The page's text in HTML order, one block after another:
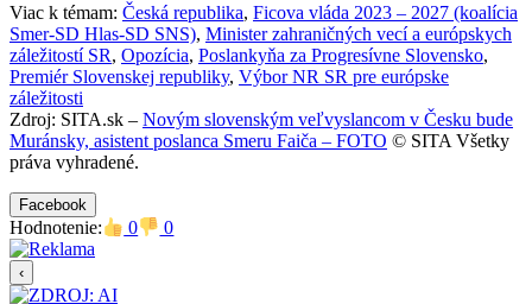
Viac k témam: Česká republika, Ficova vláda 2023 – 2027 (koalícia
Smer-SD Hlas-SD SNS), Minister zahraničných vecí a európskych
záležitostí SR, Opozícia, Poslankyňa za Progresívne Slovensko,
Premiér Slovenskej republiky, Výbor NR SR pre európske
záležitosti
Zdroj: SITA.sk – Novým slovenským veľvyslancom v Česku bude
Muránsky, asistent poslanca Smeru Faiča – FOTO © SITA Všetky
práva vyhradené.
Facebook
Hodnotenie: 0 0
‹